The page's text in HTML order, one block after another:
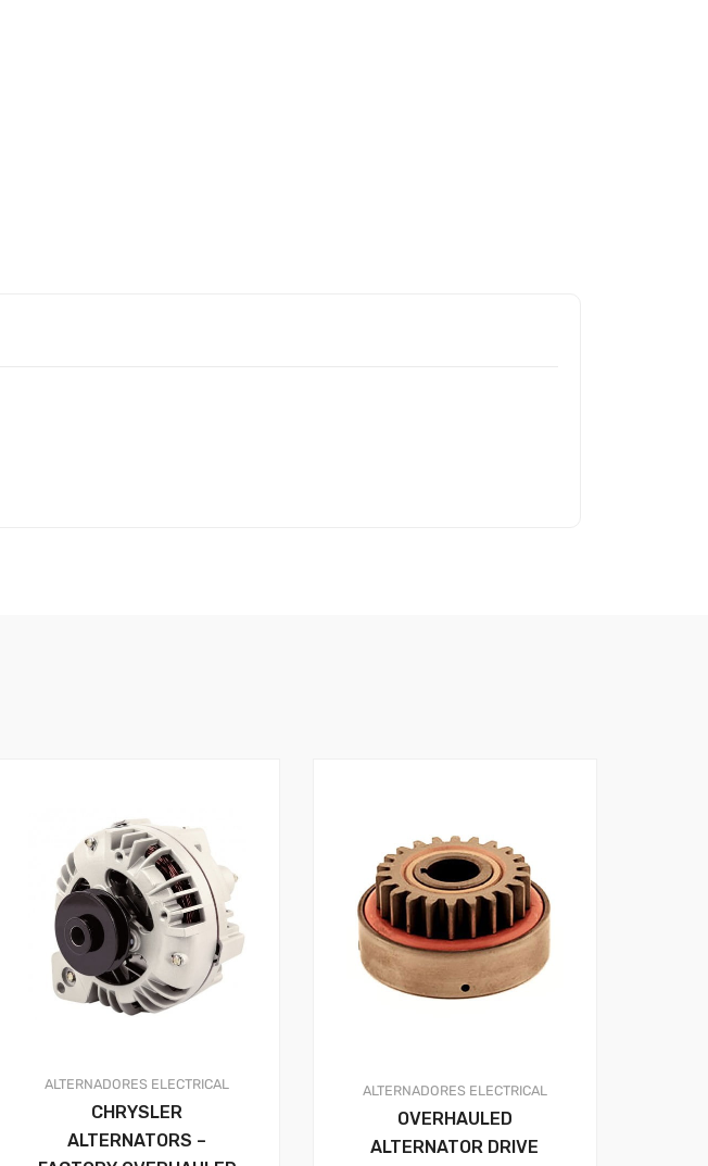
ALTERNADORES ELECTRICAL
CHRYSLER
ALTERNATORS –
ALTERNADORES ELECTRICAL
OVERHAULED
ALTERNATOR DRIVE